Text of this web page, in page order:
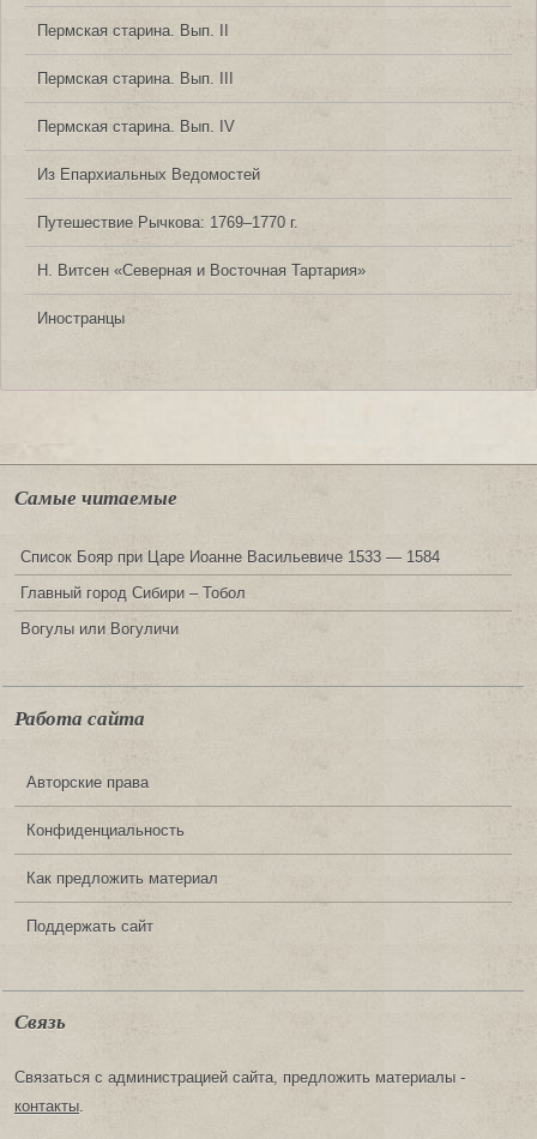
Пермская старина. Вып. II
Пермская старина. Вып. III
Пермская старина. Вып. IV
Из Епархиальных Ведомостей
Путешествие Рычкова: 1769‒1770 г.
Н. Витсен «Северная и Восточная Тартария»
Иностранцы
Самые читаемые
Список Бояр при Царе Иоанне Васильевиче 1533 — 1584
Главный город Сибири – Тобол
Вогулы или Вогуличи
Работа сайта
Авторские права
Конфиденциальность
Как предложить материал
Поддержать сайт
Связь
Связаться с администрацией сайта, предложить материалы -
контакты